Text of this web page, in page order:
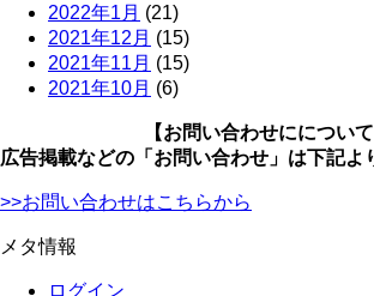
2022年1月 (21)
2021年12月 (15)
2021年11月 (15)
2021年10月 (6)
【お問い合わせにについて
広告掲載などの「お問い合わせ」は下記よ
>>お問い合わせはこちらから
メタ情報
ログイン